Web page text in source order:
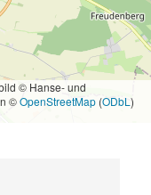
© Hanse- und
©OpenStreetMap (ODbL )